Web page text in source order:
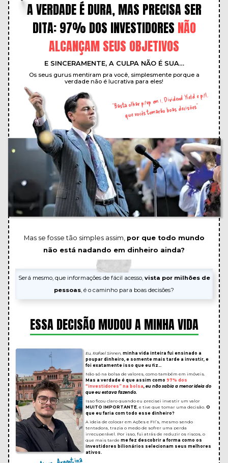
A VERDADE É DURA, MAS PRECISA SER
DITA: 97% DOS INVESTIDORES NÃO
ALCANÇAM SEUS OBJETIVOS
E SINCERAMENTE, A CULPA NÃO É SUA…
Os seus gurus mentiram pra você, simplesmente porque a
verdade não é lucrativa para eles!
“Basta olhar p/vp em 1, Dividend Yield e p/l,
que vocês tomarão boas decisões”
Mas se fosse tão simples assim, por que todo mundo
não está nadando em dinheiro ainda?
Será mesmo, que informações de fácil acesso, vista por milhões de
pessoas, é o caminho para boas decisões?
ESSA DECISÃO MUDOU A MINHA VIDA
Eu, Rafael Sinnen, minha vida inteira fui ensinado a
poupar dinheiro, e somente mais tarde a investir, e
foi exatamente isso que eu fiz…
Não só na bolsa de valores, como também em imóveis.
Mas a verdade é que assim como 97% dos
“investidores” na bolsa, eu não sabia a menor ideia do
que eu estava fazendo.
Isso ficou claro quando eu precisei investir um valor
MUITO IMPORTANTE, e tive que tomar uma decisão. O
que eu faria com todo esse dinheiro?
A ideia de colocar em Ações e FII’s, mesmo sendo
tentadora, trazia o medo de sofrer uma perda
irrecuperável. Por isso, fui atrás de reduzir os riscos, o
que mais tarde me fez descobrir a forma como os
investidores bilionários selecionam seus melhores
ativos.